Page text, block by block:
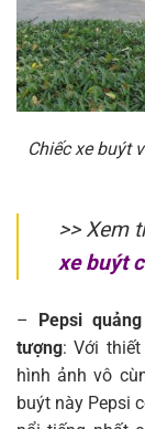
Chiếc xe buýt
>> Xem
xe buýt
–
Pepsi
tượng: Với
hình ảnh vô
buýt này Pepsi